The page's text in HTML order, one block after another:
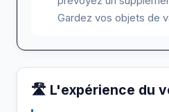
Gardez vos objets de
🛣️ L'expérience du